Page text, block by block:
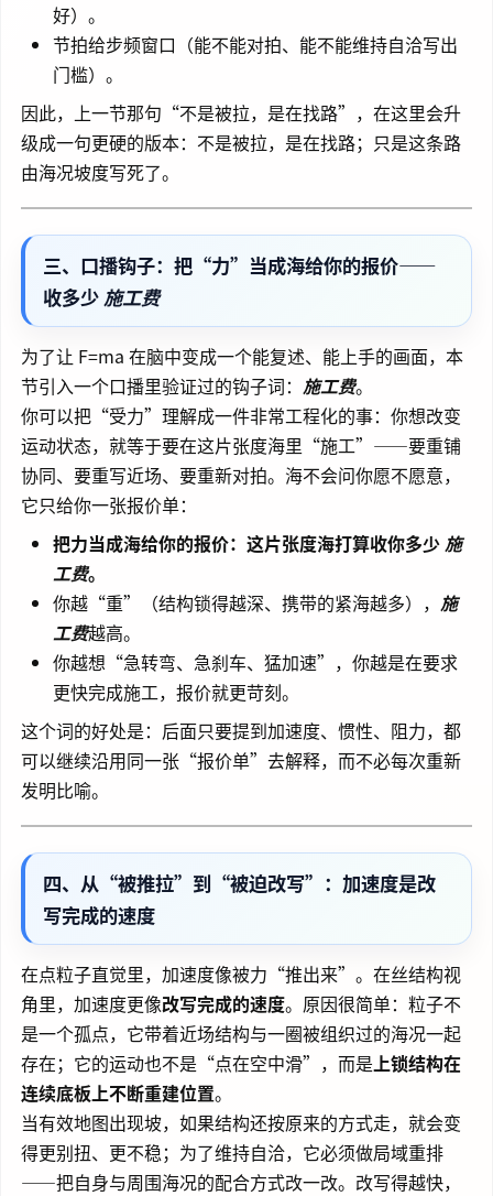
好）。
节拍给步频窗口（能不能对拍、能不能维持自洽写出
门槛）。
因此，上一节那句“不是被拉，是在找路”，在这里会升
级成一句更硬的版本：不是被拉，是在找路；只是这条路
由海况坡度写死了。
三、口播钩子：把“力”当成海给你的报价——
收多少施工费
为了让 F=ma 在脑中变成一个能复述、能上手的画面，本
节引入一个口播里验证过的钩子词： 施工费。
你可以把“受力”理解成一件非常工程化的事：你想改变
运动状态，就等于要在这片张度海里“施工”——要重铺
协同、要重写近场、要重新对拍。海不会问你愿不愿意，
它只给你一张报价单：
把力当成海给你的报价：这片张度海打算收你多少施
工费。
你越“重”（结构锁得越深、携带的紧海越多），施
工费越高。
你越想“急转弯、急刹车、猛加速”，你越是在要求
更快完成施工，报价就更苛刻。
这个词的好处是：后面只要提到加速度、惯性、阻力，都
可以继续沿用同一张“报价单”去解释，而不必每次重新
发明比喻。
四、从“被推拉”到“被迫改写”：加速度是改
写完成的速度
在点粒子直觉里，加速度像被力“推出来”。在丝结构视
角里，加速度更像改写完成的速度。原因很简单：粒子不
是一个孤点，它带着近场结构与一圈被组织过的海况一起
存在；它的运动也不是“点在空中滑”，而是 上锁结构在
连续底板上不断重建位置。
当有效地图出现坡，如果结构还按原来的方式走，就会变
得更别扭、更不稳；为了维持自洽，它必须做局域重排
——把自身与周围海况的配合方式改一改。改写得越快，